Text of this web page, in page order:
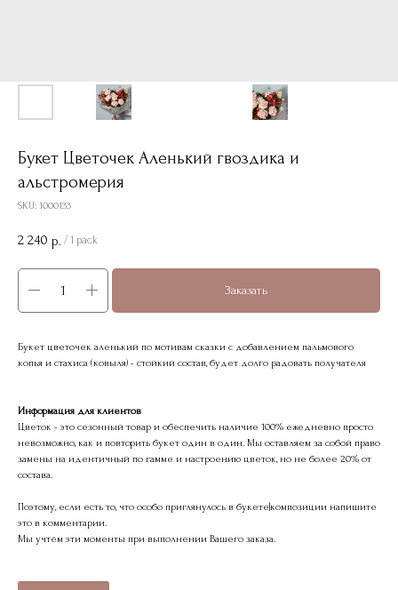
Букет Цветочек Аленький гвоздика и
альстромерия
SKU: 1000133
2 240 р. / 1 pack
Заказать
Букет цветочек аленький по мотивам сказки с добавлением пальмового
копья и стахиса (ковыля) - стойкий состав, будет долго радовать получателя
Информация для клиентов
Цветок - это сезонный товар и обеспечить наличие 100% ежедневно просто
невозможно, как и повторить букет один в один. Мы оставляем за собой право
замены на идентичный по гамме и настроению цветок, но не более 20% от
состава.
Поэтому, если есть то, что особо приглянулось в букете|композиции напишите
это в комментарии.
Мы учтём эти моменты при выполнении Вашего заказа.